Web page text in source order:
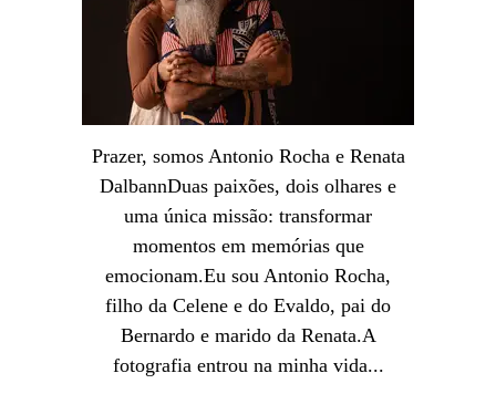
Prazer, somos Antonio Rocha e Renata
DalbannDuas paixões, dois olhares e
uma única missão: transformar
momentos em memórias que
emocionam.Eu sou Antonio Rocha,
filho da Celene e do Evaldo, pai do
Bernardo e marido da Renata.A
fotografia entrou na minha vida...